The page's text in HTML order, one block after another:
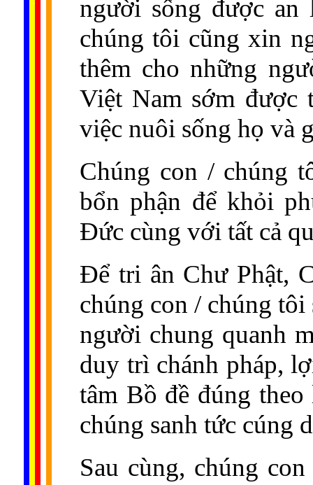
người sống được an
chúng tôi cũng xin
thêm cho những
Việt Nam sớm được
việc nuôi sống họ và
Chúng con / chúng
bổn phận để khỏi
Đức cùng với tất cả
Để tri ân Chư Phật,
chúng con / chúng tôi
người chung quanh
duy trì chánh pháp,
tâm Bồ đề đúng
chúng sanh tức cúng
Sau cùng, chúng